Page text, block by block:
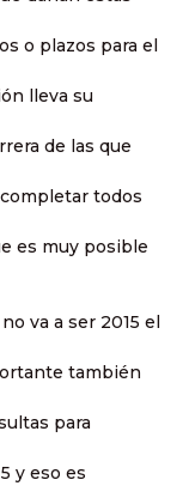
o plazos para el
lleva su
de las que
todos
es muy posible
va a ser 2015 el
también
para
y eso es